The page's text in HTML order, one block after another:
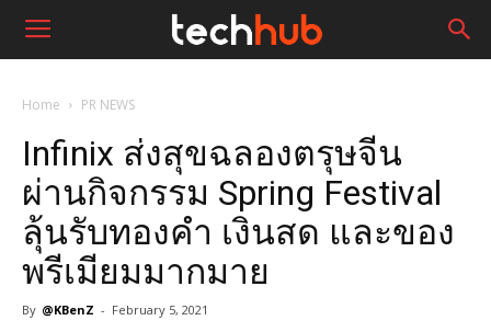
Home PR NEWS
Infinix ส่งสุขฉลองตรุษจีน
ผ่านกิจกรรม Spring Festival
ลุ้นรับทองคำ เงินสด และของ
พรีเมียมมากมาย
By @KBenZ - February 5, 2021